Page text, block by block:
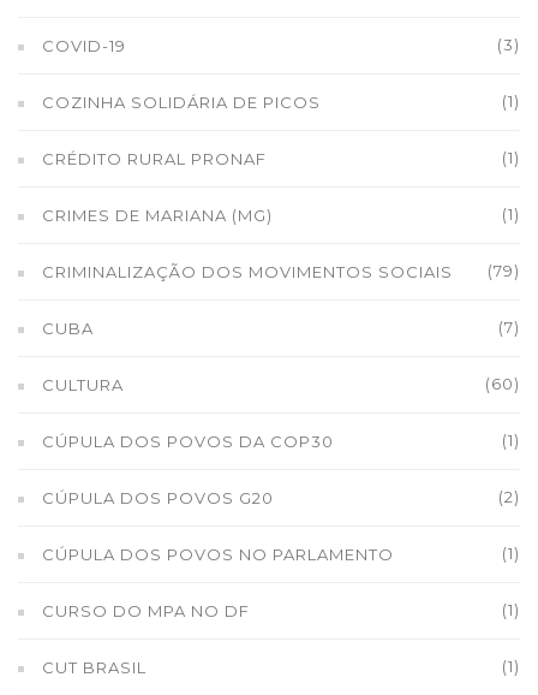
COVID-19 (3)
COZINHA SOLIDÁRIA DE PICOS (1)
CRÉDITO RURAL PRONAF (1)
CRIMES DE MARIANA (MG) (1)
CRIMINALIZAÇÃO DOS MOVIMENTOS SOCIAIS (79)
CUBA (7)
CULTURA (60)
CÚPULA DOS POVOS DA COP30 (1)
CÚPULA DOS POVOS G20 (2)
CÚPULA DOS POVOS NO PARLAMENTO (1)
CURSO DO MPA NO DF (1)
CUT BRASIL (1)